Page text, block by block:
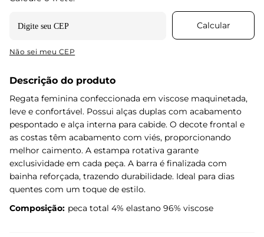
Não sei meu CEP
Descrição do produto
Regata feminina confeccionada em viscose maquinetada,
leve e confortável. Possui alças duplas com acabamento
pespontado e alça interna para cabide. O decote frontal e
as costas têm acabamento com viés, proporcionando
melhor caimento. A estampa rotativa garante
exclusividade em cada peça. A barra é finalizada com
bainha reforçada, trazendo durabilidade. Ideal para dias
quentes com um toque de estilo.
Composição: peca total 4% elastano 96% viscose